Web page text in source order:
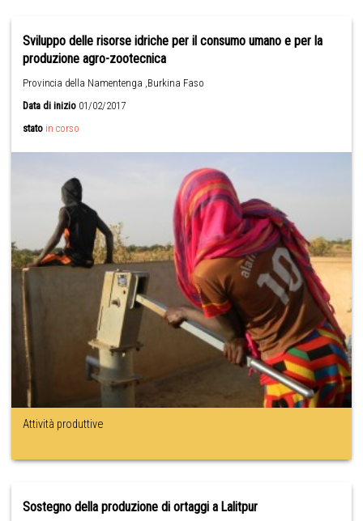
Sviluppo delle risorse idriche per il consumo umano e per la
produzione agro-zootecnica
Provincia della Namentenga ,Burkina Faso
Data di inizio 01/02/2017
stato in corso
Attività produttive
Sostegno della produzione di ortaggi a Lalitpur